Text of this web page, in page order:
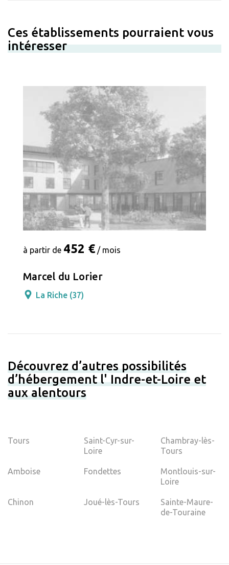
Ces établissements pourraient vous
intéresser
à partir de 452 € / mois
Marcel du Lorier
La Riche (37)
Découvrez d’autres possibilités
d’hébergement l' Indre-et-Loire et
aux alentours
Tours
Saint-Cyr-sur-
Loire
Chambray-lès-
Tours
Amboise Fondettes
Montlouis-sur-
Loire
Chinon Joué-lès-Tours
Sainte-Maure-
de-Touraine